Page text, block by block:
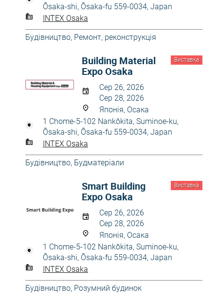
Ōsaka-shi, Ōsaka-fu 559-0034, Japan
INTEX Osaka
Будівництво, Ремонт, реконструкція
Виставка
Building Material
Expo Osaka
Сер 26, 2026
Сер 28, 2026
Японія, Осака
1 Chome-5-102 Nankōkita, Suminoe-ku,
Ōsaka-shi, Ōsaka-fu 559-0034, Japan
INTEX Osaka
Будівництво, Будматеріали
Виставка
Smart Building
Expo Osaka
Сер 26, 2026
Сер 28, 2026
Японія, Осака
1 Chome-5-102 Nankōkita, Suminoe-ku,
Ōsaka-shi, Ōsaka-fu 559-0034, Japan
INTEX Osaka
Будівництво, Розумний будинок